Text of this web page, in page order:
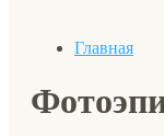
Главная